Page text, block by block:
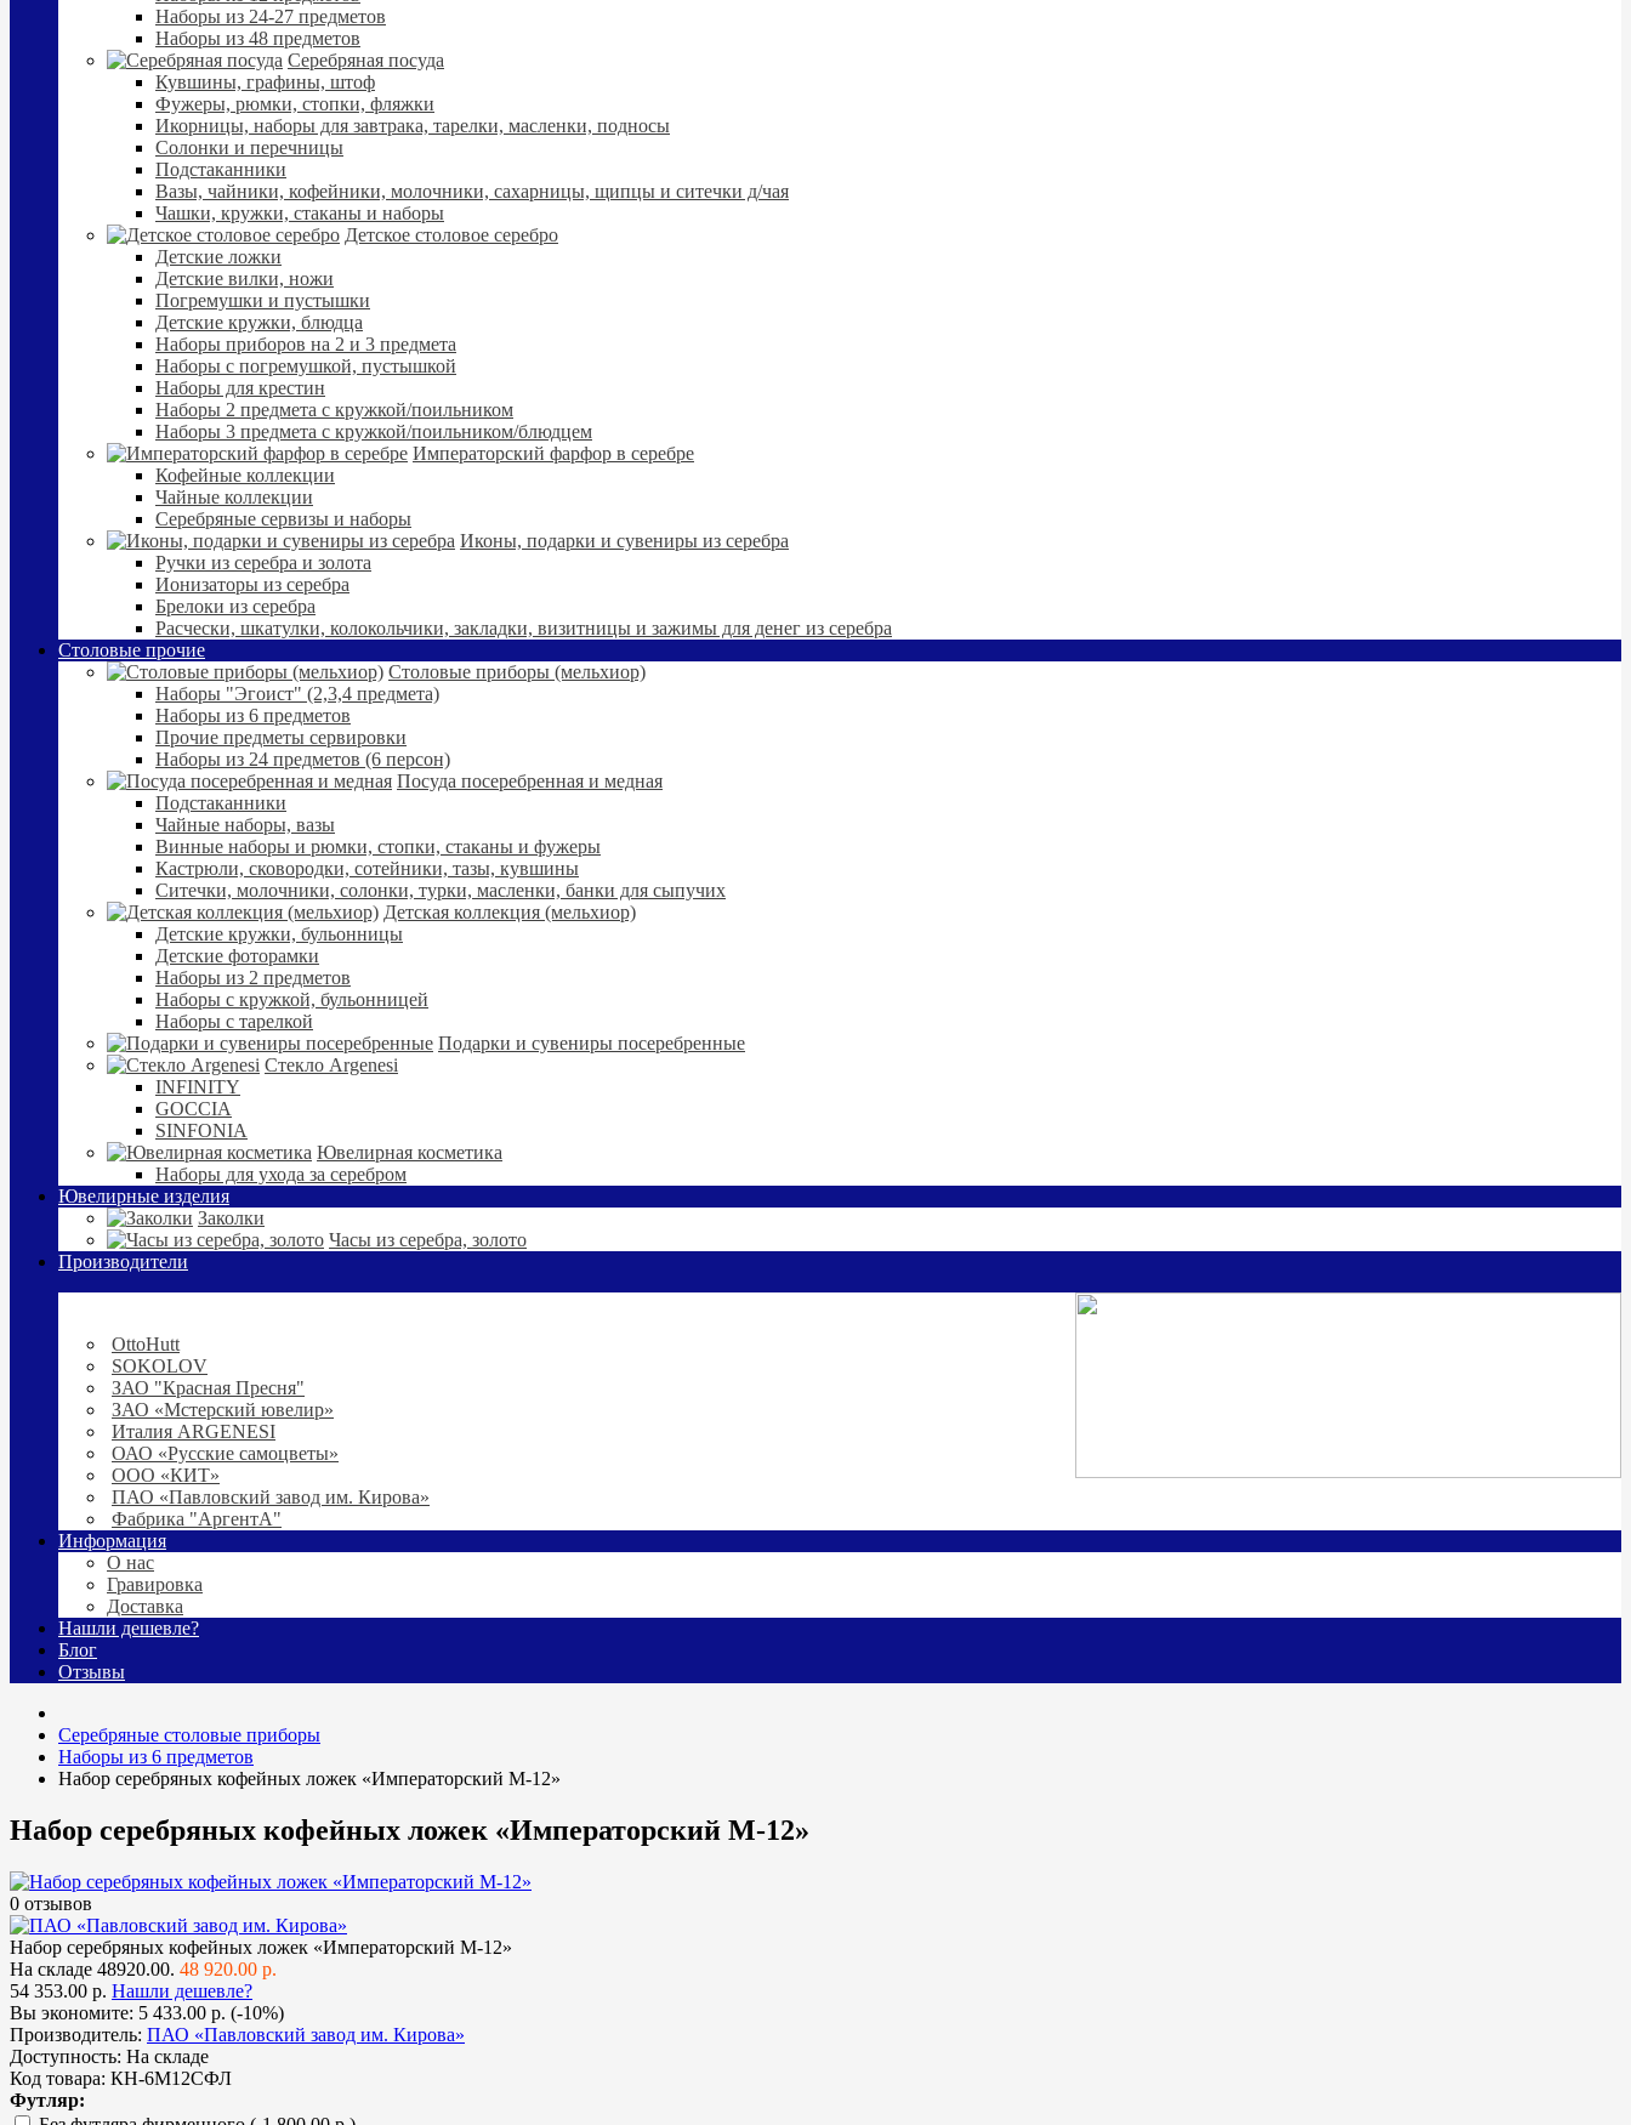
Наборы из 24-27 предметов
Наборы из 48 предметов
Серебряная посуда
Кувшины, графины, штоф
Фужеры, рюмки, стопки, фляжки
Икорницы, наборы для завтрака, тарелки, масленки, подносы
Солонки и перечницы
Подстаканники
Вазы, чайники, кофейники, молочники, сахарницы, щипцы и ситечки д/чая
Чашки, кружки, стаканы и наборы
Детское столовое серебро
Детские ложки
Детские вилки, ножи
Погремушки и пустышки
Детские кружки, блюдца
Наборы приборов на 2 и 3 предмета
Наборы с погремушкой, пустышкой
Наборы для крестин
Наборы 2 предмета с кружкой/поильником
Наборы 3 предмета с кружкой/поильником/блюдцем
Императорский фарфор в серебре
Кофейные коллекции
Чайные коллекции
Серебряные сервизы и наборы
Иконы, подарки и сувениры из серебра
Ручки из серебра и золота
Ионизаторы из серебра
Брелоки из серебра
Расчески, шкатулки, колокольчики, закладки, визитницы и зажимы для денег из серебра
Столовые прочие
Столовые приборы (мельхиор)
Наборы "Эгоист" (2,3,4 предмета)
Наборы из 6 предметов
Прочие предметы сервировки
Наборы из 24 предметов (6 персон)
Посуда посеребренная и медная
Подстаканники
Чайные наборы, вазы
Винные наборы и рюмки, стопки, стаканы и фужеры
Кастрюли, сковородки, сотейники, тазы, кувшины
Ситечки, молочники, солонки, турки, масленки, банки для сыпучих
Детская коллекция (мельхиор)
Детские кружки, бульонницы
Детские фоторамки
Наборы из 2 предметов
Наборы с кружкой, бульонницей
Наборы с тарелкой
Подарки и сувениры посеребренные
Стекло Argenesi
INFINITY
GOCCIA
SINFONIA
Ювелирная косметика
Наборы для ухода за серебром
Ювелирные изделия
Заколки
Часы из серебра, золото
Производители
OttoHutt
SOKOLOV
ЗАО "Красная Пресня"
ЗАО «Мстерский ювелир»
Италия ARGENESI
ОАО «Русские самоцветы»
ООО «КИТ»
ПАО «Павловский завод им. Кирова»
Фабрика "АргентА"
Информация
О нас
Гравировка
Доставка
Нашли дешевле?
Блог
Отзывы
Cеребряные столовые приборы
Наборы из 6 предметов
Набор серебряных кофейных ложек «Императорский М-12»
Набор серебряных кофейных ложек «Императорский М-12»
0 отзывов
Набор серебряных кофейных ложек «Императорский М-12»
На складе 48920.00. 48 920.00 р.
54 353.00 р. Нашли дешевле?
Вы экономите: 5 433.00 р. (-10%)
Производитель: ПАО «Павловский завод им. Кирова»
Доступность: На складе
Код товара: КН-6М12СФЛ
Футляр: